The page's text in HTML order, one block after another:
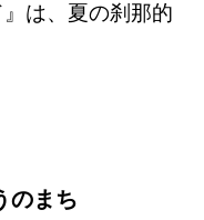
』は、夏の刹那的
のまち